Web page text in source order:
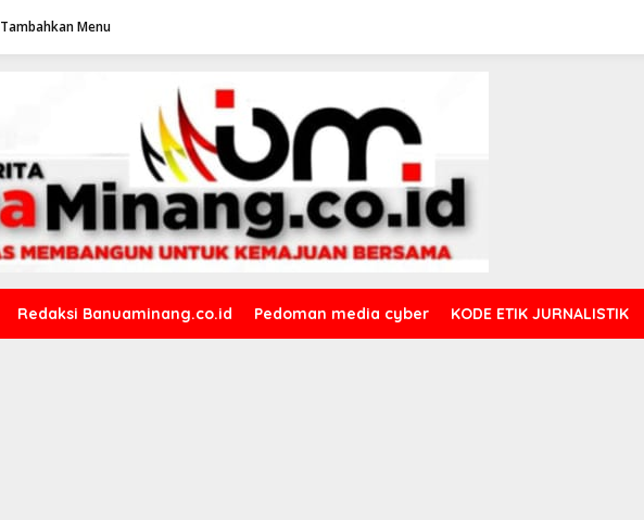
Tambahkan Menu
Redaksi Banuaminang.co.id Pedoman media cyber KODE ETIK JURNALISTIK